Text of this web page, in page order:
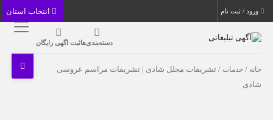
ورود / ثبت نام
دسته‌بندی‌هاثبت اگهی رایگان
خانه /خدمات / تشریفات مجلل شادی | تشریفات مراسم عروسی
شادی